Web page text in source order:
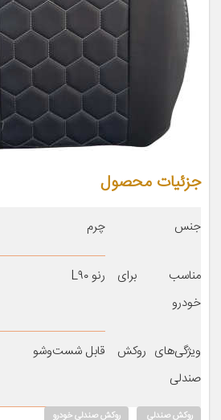
جزئیات محصول
جنس چرم
مناسب برای
خودرو
رنو L۹۰
ویژگی‌های روکش
صندلی
قابل شست‌وشو
روکش صندلی روکش صندلی خودرو